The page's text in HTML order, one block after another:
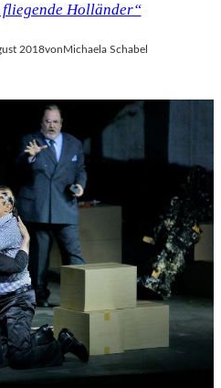
Holländer“
2018von Michaela Schabel